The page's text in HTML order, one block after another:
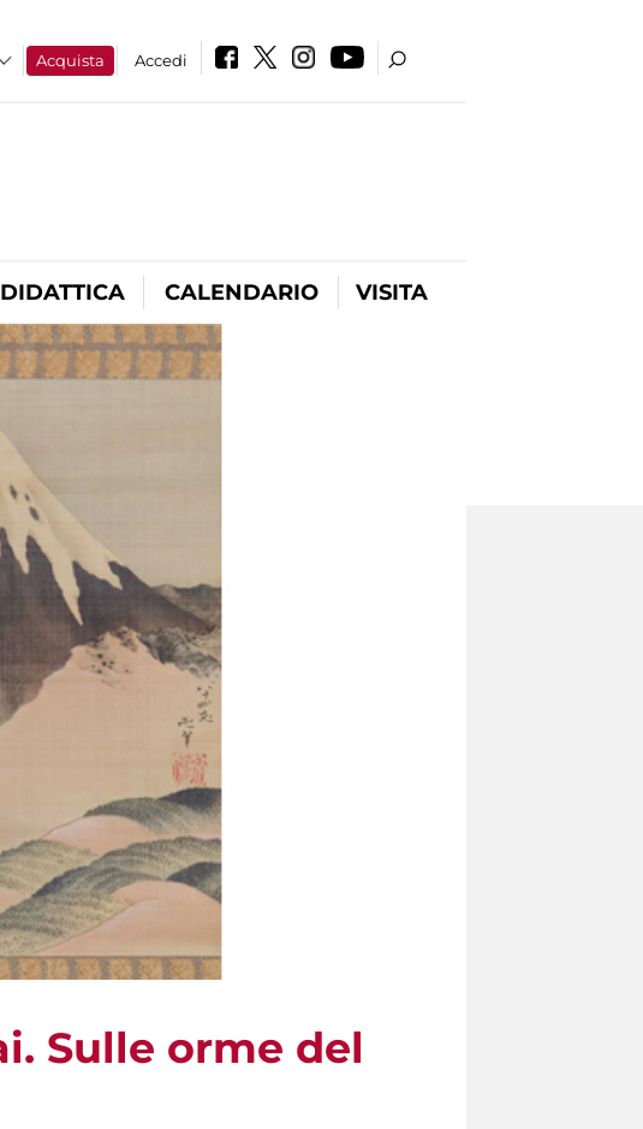
Acquista Accedi
DIDATTICA CALENDARIO VISITA
Sulle orme del